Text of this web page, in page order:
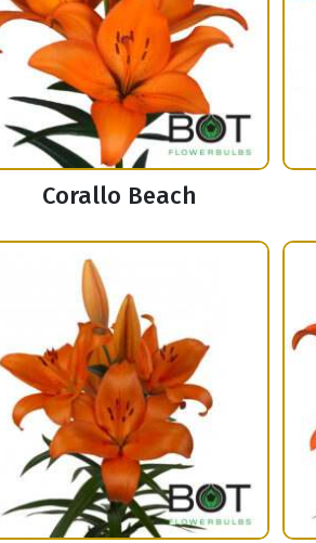
Corallo Beach